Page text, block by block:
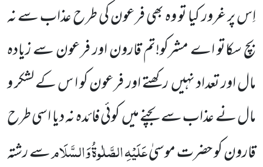
اِس پر غرور کیا تو وہ بھی فرعون کی طرح عذاب سے نہ
بچ سکاتو اے مشرکو!تم قارون اور فرعون سے زیادہ
مال اور تعداد نہیںرکھتے اور فرعون کو ا س کے لشکر و
مال نے عذاب سے بچنے میںکوئی فائدہ نہ دیا اسی طرح
قارون کو حضرت موسیٰعَلَیْہِالصَّلٰوۃُوَالسَّلَامسے رشتہ